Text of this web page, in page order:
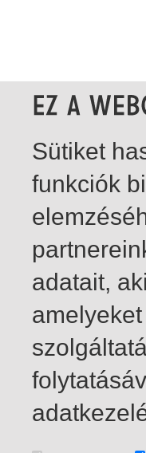
1-1 / összesen 1 találat
Sütiket
funkciók
adatait,